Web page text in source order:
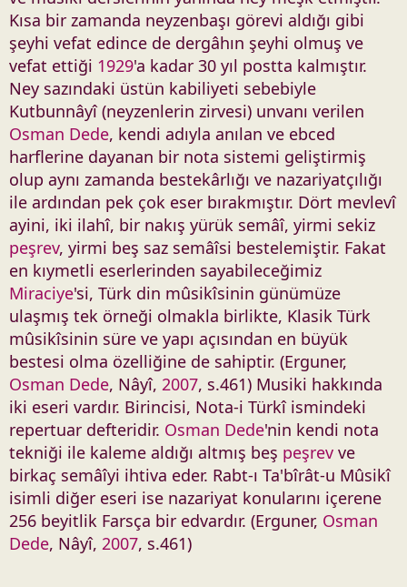
Kısa bir zamanda neyzenbaşı görevi aldığı gibi
şeyhi vefat edince de dergâhın şeyhi olmuş ve
vefat ettiği 1929'a kadar 30 yıl postta kalmıştır.
Ney sazındaki üstün kabiliyeti sebebiyle
Kutbunnâyî (neyzenlerin zirvesi) unvanı verilen
Osman Dede, kendi adıyla anılan ve ebced
harflerine dayanan bir nota sistemi geliştirmiş
olup aynı zamanda bestekârlığı ve nazariyatçılığı
ile ardından pek çok eser bırakmıştır. Dört mevlevî
ayini, iki ilahî, bir nakış yürük semâî, yirmi sekiz
peşrev, yirmi beş saz semâîsi bestelemiştir. Fakat
en kıymetli eserlerinden sayabileceğimiz
Miraciye'si, Türk din mûsikîsinin günümüze
ulaşmış tek örneği olmakla birlikte, Klasik Türk
mûsikîsinin süre ve yapı açısından en büyük
bestesi olma özelliğine de sahiptir. (Erguner,
Osman Dede, Nâyî, 2007, s.461) Musiki hakkında
iki eseri vardır. Birincisi, Nota-i Türkî ismindeki
repertuar defteridir. Osman Dede'nin kendi nota
tekniği ile kaleme aldığı altmış beş peşrev ve
birkaç semâîyi ihtiva eder. Rabt-ı Ta'bîrât-u Mûsikî
isimli diğer eseri ise nazariyat konularını içerene
256 beyitlik Farsça bir edvardır. (Erguner, Osman
Dede, Nâyî, 2007, s.461)